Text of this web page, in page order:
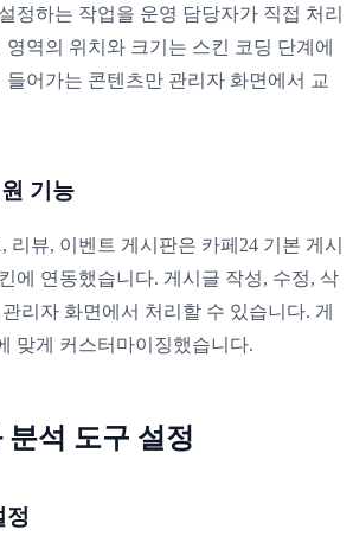
정하는 작업을 운영 담당자가 직접 처리
역의 위치와 크기는 스킨 코딩 단계에
들어가는 콘텐츠만 관리자 화면에서 교
기능
리뷰, 이벤트 게시판은 카페24 기본 게시
에 연동했습니다. 게시글 작성, 수정, 삭
리자 화면에서 처리할 수 있습니다. 게
맞게 커스터마이징했습니다.
분석 도구 설정
정